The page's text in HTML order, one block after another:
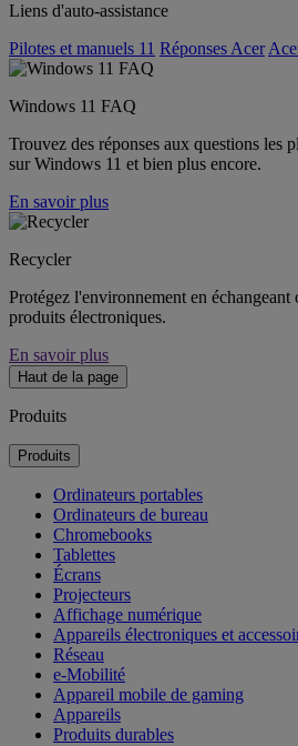
Liens d'auto-assistance
Pilotes et manuels 11 Réponses Acer
Windows 11 FAQ
Trouvez des réponses aux questions les
sur Windows 11 et bien plus encore.
En savoir plus
Recycler
Protégez l'environnement en
produits électroniques.
En savoir plus
Haut de la page
Produits
Produits
Ordinateurs portables
Ordinateurs de bureau
Chromebooks
Tablettes
Écrans
Projecteurs
Affichage numérique
Appareils électroniques et
Réseau
e-Mobilité
Appareil mobile de gaming
Appareils
Produits durables